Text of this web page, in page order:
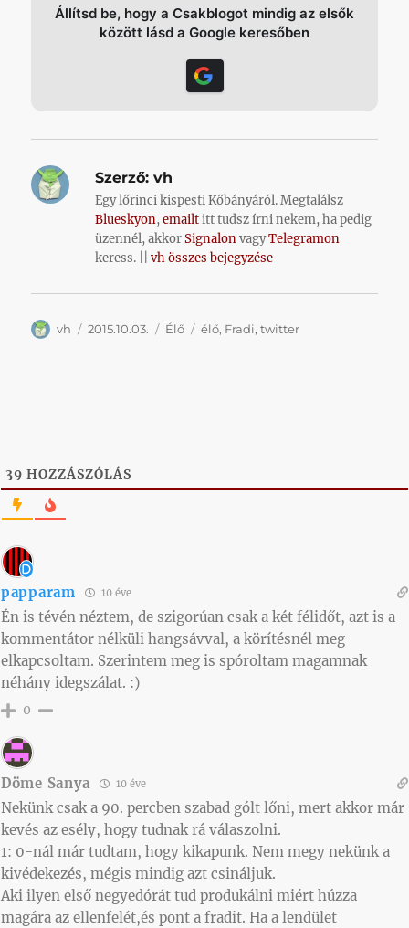
Állítsd be, hogy a Csakblogot mindig az elsők
között lásd a Google keresőben
Szerző: vh
Egy lőrinci kispesti Kőbányáról. Megtalálsz
Blueskyon,emailtitt tudsz írni nekem, ha pedig
üzennél, akkorSignalonvagyTelegramon
keress. ||vh összes bejegyzése
Szerző
vh Közzétéve
2015.10.03. Kategória
Élő Címke
élő, Fradi,twitter
39 HOZZÁSZÓLÁS
papparam 10 éve
Én is tévén néztem, de szigorúan csak a két félidőt, azt is a
kommentátor nélküli hangsávval, a körítésnél meg
elkapcsoltam. Szerintem meg is spóroltam magamnak
néhány idegszálat. :)
0
Döme Sanya 10 éve
Nekünk csak a 90. percben szabad gólt lőni, mert akkor már
kevés az esély, hogy tudnak rá válaszolni.
1: 0-nál már tudtam, hogy kikapunk. Nem megy nekünk a
kivédekezés, mégis mindig azt csináljuk.
Aki ilyen első negyedórát tud produkálni miért húzza
magára az ellenfelét,és pont a fradit. Ha a lendület